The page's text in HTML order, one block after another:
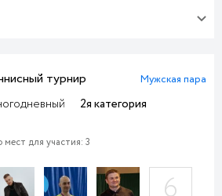
турнир
2я категория
Мужская пара
для участия: 3